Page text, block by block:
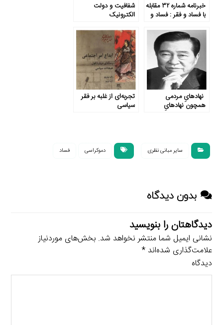
خبرنامه شماره ۳۲ مقابله
با فساد و فقر : فساد و
شفافیت و دولت
الکترونیک
نهادهایِ مردمی
همچون نهادهایِ‌
تجربه‌ای از غلبه بر فقر
سیاسی
سایر مبانی نظری دموکراسی فساد
بدون دیدگاه
دیدگاهتان را بنویسید
نشانی ایمیل شما منتشر نخواهد شد. بخش‌های موردنیاز
علامت‌گذاری شده‌اند*
دیدگاه